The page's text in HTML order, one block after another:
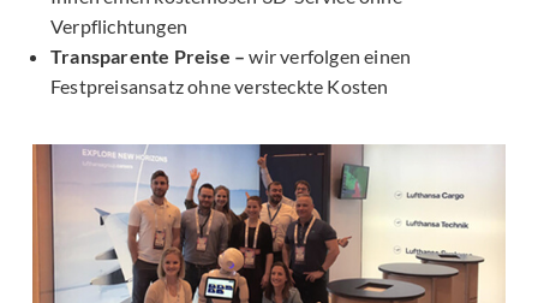
Verpflichtungen
Transparente Preise – wir verfolgen einen
Festpreisansatz ohne versteckte Kosten